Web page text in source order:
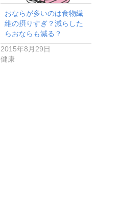
おならが多いのは食物繊
維の摂りすぎ？減らした
らおならも減る？
2015年8月29日
健康